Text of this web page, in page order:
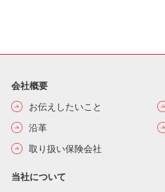
会社概要
お伝えしたいこと
沿革
取り扱い保険会社
当社について